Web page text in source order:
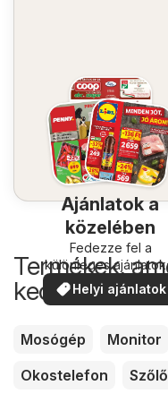
Ajánlatok a
közelében
Fedezze fel a
különleges
Helyi ajánlatok
Termékek,
kedvezőbb
Mosógép Monitor
Okostelefon
Szőlő